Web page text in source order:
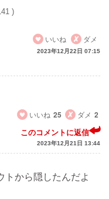
)
いいね
ダメ
2023年12月22日 07:15
いいね 25 ダメ 2
このコメントに返信
2023年12月21日 13:44
トから隠したんだよ